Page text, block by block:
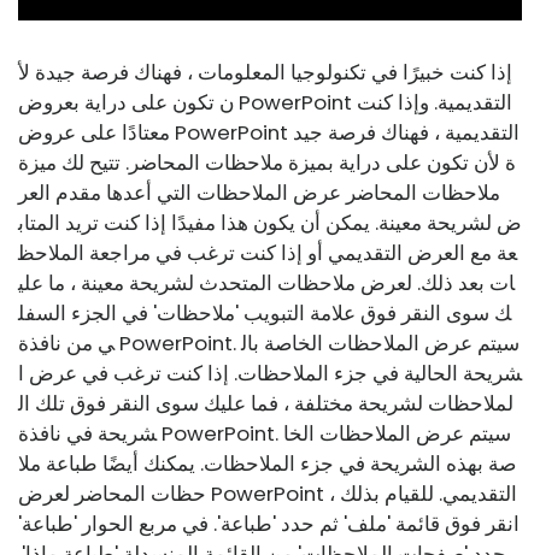
إذا كنت خبيرًا في تكنولوجيا المعلومات ، فهناك فرصة جيدة لأ
ن تكون على دراية بعروض PowerPoint التقديمية. وإذا كنت
معتادًا على عروض PowerPoint التقديمية ، فهناك فرصة جيد
ة لأن تكون على دراية بميزة ملاحظات المحاضر. تتيح لك ميزة
ملاحظات المحاضر عرض الملاحظات التي أعدها مقدم العر
ض لشريحة معينة. يمكن أن يكون هذا مفيدًا إذا كنت تريد المتاب
عة مع العرض التقديمي أو إذا كنت ترغب في مراجعة الملاحظ
ات بعد ذلك. لعرض ملاحظات المتحدث لشريحة معينة ، ما علي
ك سوى النقر فوق علامة التبويب 'ملاحظات' في الجزء السفل
ي من نافذة PowerPoint. سيتم عرض الملاحظات الخاصة بال
شريحة الحالية في جزء الملاحظات. إذا كنت ترغب في عرض ا
لملاحظات لشريحة مختلفة ، فما عليك سوى النقر فوق تلك ال
شريحة في نافذة PowerPoint. سيتم عرض الملاحظات الخا
صة بهذه الشريحة في جزء الملاحظات. يمكنك أيضًا طباعة ملا
حظات المحاضر لعرض PowerPoint التقديمي. للقيام بذلك ،
انقر فوق قائمة 'ملف' ثم حدد 'طباعة'. في مربع الحوار 'طباعة'